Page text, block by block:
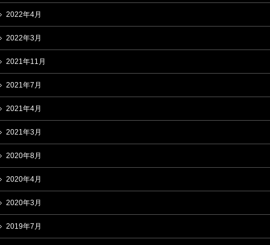
2022年4月
2022年3月
2021年11月
2021年7月
2021年4月
2021年3月
2020年8月
2020年4月
2020年3月
2019年7月